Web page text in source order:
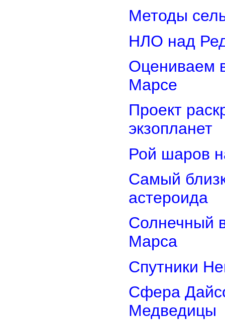
Методы
НЛО над
Оцениваем
Марсе
Проект
экзопланет
Рой шаров
Самый
астероида
Солнечный
Марса
Спутники
Сфера
Медведицы